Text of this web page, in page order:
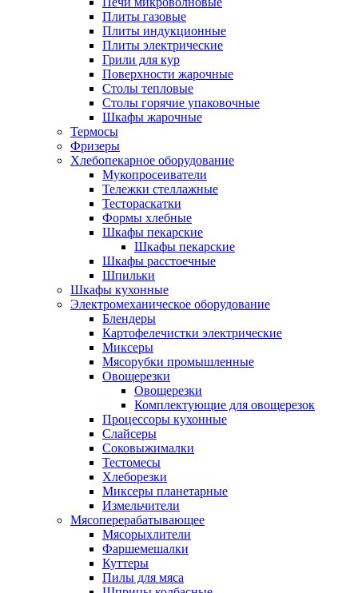
Плиты газовые
Плиты индукционные
Плиты электрические
Грили для кур
Поверхности жарочные
Столы тепловые
Столы горячие упаковочные
Шкафы жарочные
Термосы
Фризеры
Хлебопекарное оборудование
Мукопросеиватели
Тележки стеллажные
Тестораскатки
Формы хлебные
Шкафы пекарские
Шкафы пекарские
Шкафы расстоечные
Шпильки
Шкафы кухонные
Электромеханическое оборудование
Блендеры
Картофелечистки электрические
Миксеры
Мясорубки промышленные
Овощерезки
Овощерезки
Комплектующие для овощерезок
Процессоры кухонные
Слайсеры
Соковыжималки
Тестомесы
Хлеборезки
Миксеры планетарные
Измельчители
Мясоперерабатывающее
Мясорыхлители
Фаршемешалки
Куттеры
Пилы для мяса